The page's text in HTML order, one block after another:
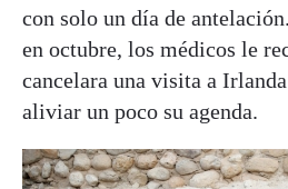
con solo un día de
en octubre, los médicos le
cancelara una visita a
aliviar un poco su agenda.